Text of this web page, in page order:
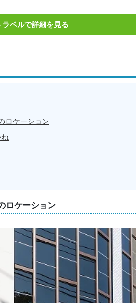
ラベルで詳細を見る
ロケーション
ロケーション